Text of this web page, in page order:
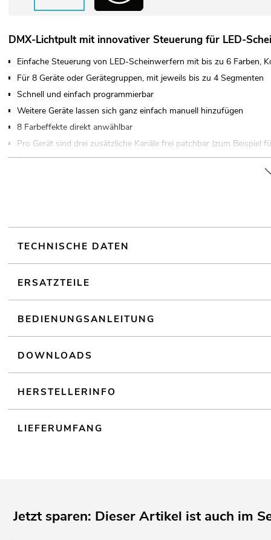
DMX-Lichtpult mit innovativer Steuerung für LED-
Einfache Steuerung von LED-Scheinwerfern mit bis zu 6 Farben,
Für 8 Geräte oder Gerätegruppen, mit jeweils bis zu 4 Segmenten
Schnell und einfach programmierbar
Weitere Geräte lassen sich ganz einfach manuell hinzufügen
8 Farbeffekte direkt anwählbar
Pro Gerät sind drei zusätzliche Kanäle frei patchbar (zum Beispiel
Farbrad-Anwahl und -Simulation
Taktsteuerung über Musiksignal oder TAP-Taster
Gesamtdimmung, Überblendzeit und Laufzeit bequem einstellbar
Firmware update-fähig
Tischpultgehäuse
Für Anwendungsgebiete wie zum Beispiel: Clubs/Tanzschulen;
TECHNISCHE DATEN
ERSATZTEILE
BEDIENUNGSANLEITUNG
DOWNLOADS
HERSTELLERINFO
LIEFERUMFANG
Jetzt sparen: Dieser Artikel ist auch im